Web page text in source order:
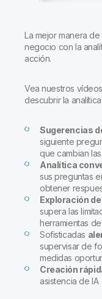
Talend
La mejor manera
negocio con la
acción.
Vea nuestros
descubrir la
Sugerencias
siguiente
que cambian
Analítica
sus preguntas
obtener
Exploración
supera las
herramientas
Sofisticadas
supervisar de
medidas
Creación
asistencia de IA